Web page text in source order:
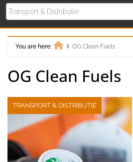
You are here:
OG Clean Fuels
OG Clean Fuels
TRANSPORT & DISTRIBUTIE